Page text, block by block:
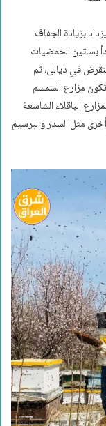
بزيادة الجفاف
بساتين الحمضيات
في ديالى، ثم
مزارع السمسم
الباقلاء الشاسعة
مثل السدر والبرسيم